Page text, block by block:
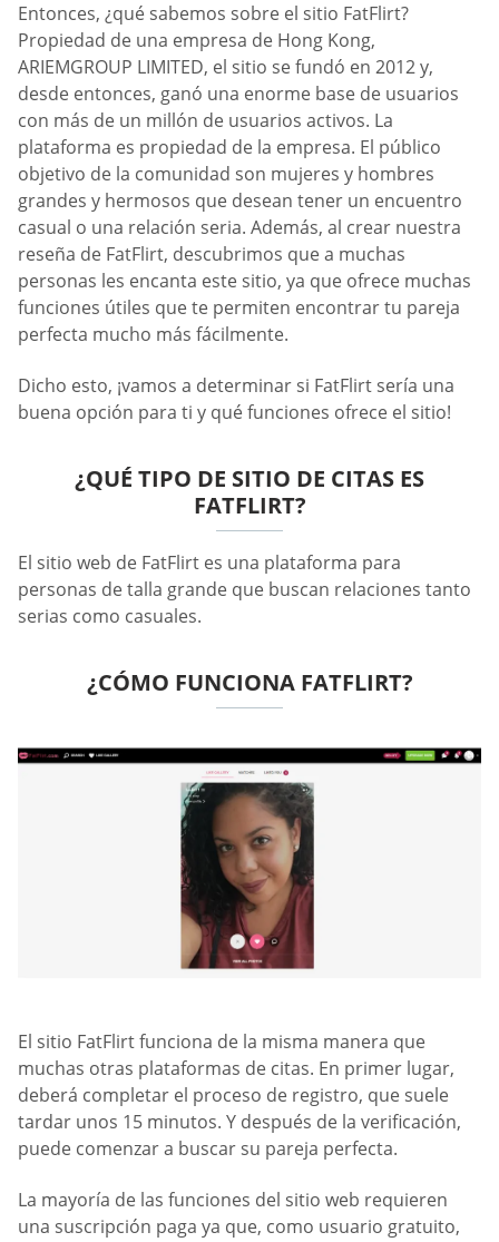
Entonces, ¿qué sabemos sobre el sitio FatFlirt?
Propiedad de una empresa de Hong Kong,
ARIEMGROUP LIMITED, el sitio se fundó en 2012 y,
desde entonces, ganó una enorme base de usuarios
con más de un millón de usuarios activos. La
plataforma es propiedad de la empresa. El público
objetivo de la comunidad son mujeres y hombres
grandes y hermosos que desean tener un encuentro
casual o una relación seria. Además, al crear nuestra
reseña de FatFlirt, descubrimos que a muchas
personas les encanta este sitio, ya que ofrece muchas
funciones útiles que te permiten encontrar tu pareja
perfecta mucho más fácilmente.
Dicho esto, ¡vamos a determinar si FatFlirt sería una
buena opción para ti y qué funciones ofrece el sitio!
¿QUÉ TIPO DE SITIO DE CITAS ES
FATFLIRT?
El sitio web de FatFlirt es una plataforma para
personas de talla grande que buscan relaciones tanto
serias como casuales.
¿CÓMO FUNCIONA FATFLIRT?
El sitio FatFlirt funciona de la misma manera que
muchas otras plataformas de citas. En primer lugar,
deberá completar el proceso de registro, que suele
tardar unos 15 minutos. Y después de la verificación,
puede comenzar a buscar su pareja perfecta.
La mayoría de las funciones del sitio web requieren
una suscripción paga ya que, como usuario gratuito,